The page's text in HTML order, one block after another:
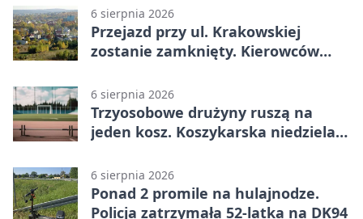
6 sierpnia 2026
Przejazd przy ul. Krakowskiej
zostanie zamknięty. Kierowców
6 sierpnia 2026
Trzyosobowe drużyny ruszą na
jeden kosz. Koszykarska niedziela
6 sierpnia 2026
Ponad 2 promile na hulajnodze.
Policja zatrzymała 52-latka na DK94